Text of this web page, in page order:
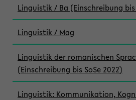
Linguistik / Ba (Einschreibung bis
Linguistik / Mag
Linguistik der romanischen
(Einschreibung bis SoSe 2022)
Linguistik: Kommunikation,